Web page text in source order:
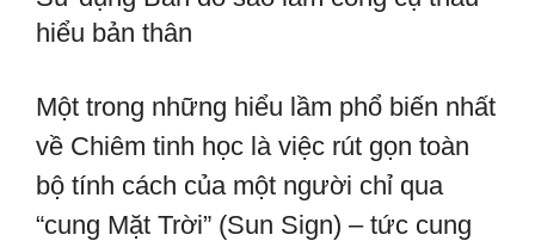
hiểu bản thân
Một trong những hiểu lầm phổ biến nhất
về Chiêm tinh học là việc rút gọn toàn
bộ tính cách của một người chỉ qua
“cung Mặt Trời” (Sun Sign) – tức cung